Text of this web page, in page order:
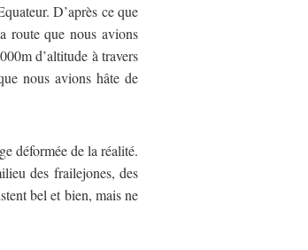
D’après ce que
route que nous avions
d’altitude à travers
nous avions hâte de
déformée de la réalité.
des frailejones, des
bel et bien, mais ne